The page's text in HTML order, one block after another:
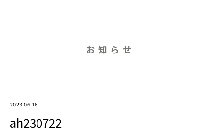
お知らせ
2023.06.16
ah230722